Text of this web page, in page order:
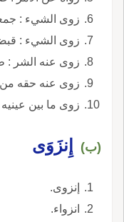
زوى الشيء :
زوى الشيء :
زوى عنه الشر :
زوى عنه حقه من
زوى ما بين
(ب) إِنزَوَى
إنزوى.
انزواء.